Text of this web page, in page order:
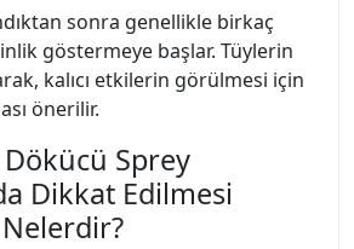
sonra genellikle birkaç
göstermeye başlar. Tüylerin
kalıcı etkilerin görülmesi için
önerilir.
Sprey
Dikkat Edilmesi